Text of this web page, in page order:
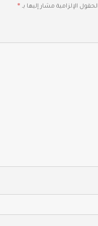
الحقول الإلزامية مشار إليها بـ *